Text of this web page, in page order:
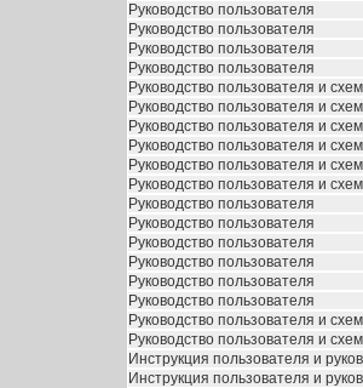
Руководство пользователя
Руководство пользователя
Руководство пользователя
Руководство пользователя
Руководство пользователя и
Руководство пользователя и
Руководство пользователя и
Руководство пользователя и
Руководство пользователя и
Руководство пользователя и
Руководство пользователя
Руководство пользователя
Руководство пользователя
Руководство пользователя
Руководство пользователя
Руководство пользователя
Руководство пользователя и
Руководство пользователя и
Инструкция пользователя и
Инструкция пользователя и